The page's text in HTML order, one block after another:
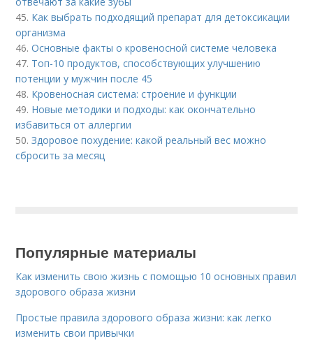
45. Как выбрать подходящий препарат для детоксикации
организма
46.Основные факты о кровеносной системе человека
47. Топ-10 продуктов, способствующих улучшению
потенции у мужчин после 45
48. Кровеносная система: строение и функции
49. Новые методики и подходы: как окончательно
избавиться от аллергии
50.Здоровое похудение: какой реальный вес можно
сбросить за месяц
Популярные материалы
Как изменить свою жизнь с помощью 10 основных правил
здорового образа жизни
Простые правила здорового образа жизни: как легко
изменить свои привычки